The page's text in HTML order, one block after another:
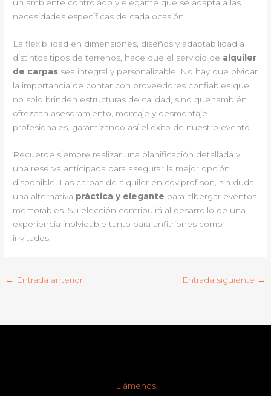
un ambiente controlado y elegante que se adapta a las
necesidades específicas de cada ocasión.
La flexibilidad en dimensiones, diseños y adaptabilidad a
distintos tipos de terrenos, hace que el servicio de alquiler
de carpas sea integral y personalizable. No hay que olvidar
la importancia de contar con proveedores confiables que
no solo brinden estructuras de calidad, sino que también
ofrezcan asesoramiento, montaje y desmontaje
profesionales, garantizando así el éxito de nuestro evento.
Recuerde siempre realizar una planificación detallada y
una reserva anticipada para asegurar la mejor opción
disponible. Las carpas de alquiler en coviprof son, sin duda,
una alternativa práctica y elegante para albergar eventos
memorables. Su elección contribuirá al desarrollo de una
experiencia inolvidable tanto para anfitriones como
invitados.
← Entrada anterior Entrada siguiente →
Llámenos